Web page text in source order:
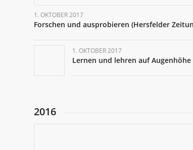
1. OKTOBER 2017
Forschen und ausprobieren (Hersfelder
1. OKTOBER 2017
Lernen und lehren auf
2016